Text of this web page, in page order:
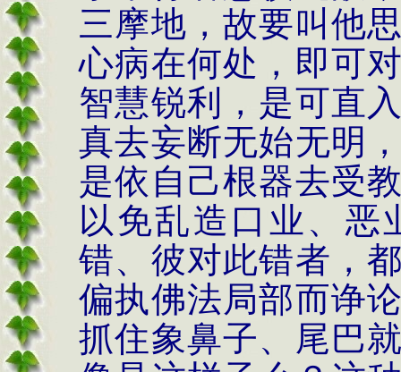
三摩地，故要叫他
心病在何处，即可
智慧锐利，是可直
真去妄断无始无明
是依自己根器去受
以免乱造口业、恶
错、彼对此错者，
偏执佛法局部而诤
抓住象鼻子、尾巴